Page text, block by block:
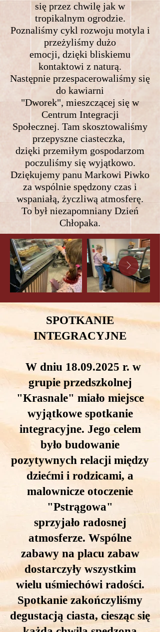
się przez chwilę jak w
tropikalnym ogrodzie.
Poznaliśmy cykl rozwoju motyla i
przeżyliśmy dużo
emocji, dzięki bliskiemu
kontaktowi z naturą.
Następnie przespacerowaliśmy się
do kawiarni
"Dworek", mieszczącej się w
Centrum Integracji
Społecznej. Tam skosztowaliśmy
przepyszne ciasteczka,
dzięki przemiłym gospodarzom
poczuliśmy się wyjątkowo.
Dziękujemy panu Markowi Piwko
za wspólnie spędzony czas i
wspaniałą, życzliwą atmosferę.
To był niezapomniany Dzień
Chłopaka.
SPOTKANIE
INTEGRACYJNE
W dniu 18.09.2025 r. w
grupie przedszkolnej
"Krasnale" miało miejsce
wyjątkowe spotkanie
integracyjne. Jego celem
było budowanie
pozytywnych relacji między
dziećmi i rodzicami, a
malownicze otoczenie
"Pstrągowa"
sprzyjało radosnej
atmosferze. Wspólne
zabawy na placu zabaw
dostarczyły wszystkim
wielu uśmiechówi radości.
Spotkanie zakończyliśmy
degustacją ciasta, ciesząc się